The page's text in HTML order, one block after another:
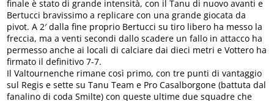
finale è stato di grande intensità, con il Tanu di nuovo avanti e
Bertucci bravissimo a replicare con una grande giocata da
pivot. A 2′ dalla fine proprio Bertucci su tiro libero ha messo la
freccia, ma a venti secondi dallo scadere un fallo in attacco ha
permesso anche ai locali di calciare dai dieci metri e Vottero ha
firmato il definitivo 7-7.
Il Valtournenche rimane così primo, con tre punti di vantaggio
sul Regis e sette su Tanu Team e Pro Casalborgone (battuta dal
fanalino di coda Smilte) con queste ultime due squadre che